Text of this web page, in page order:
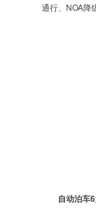
通行、NOA降
自动泊车6